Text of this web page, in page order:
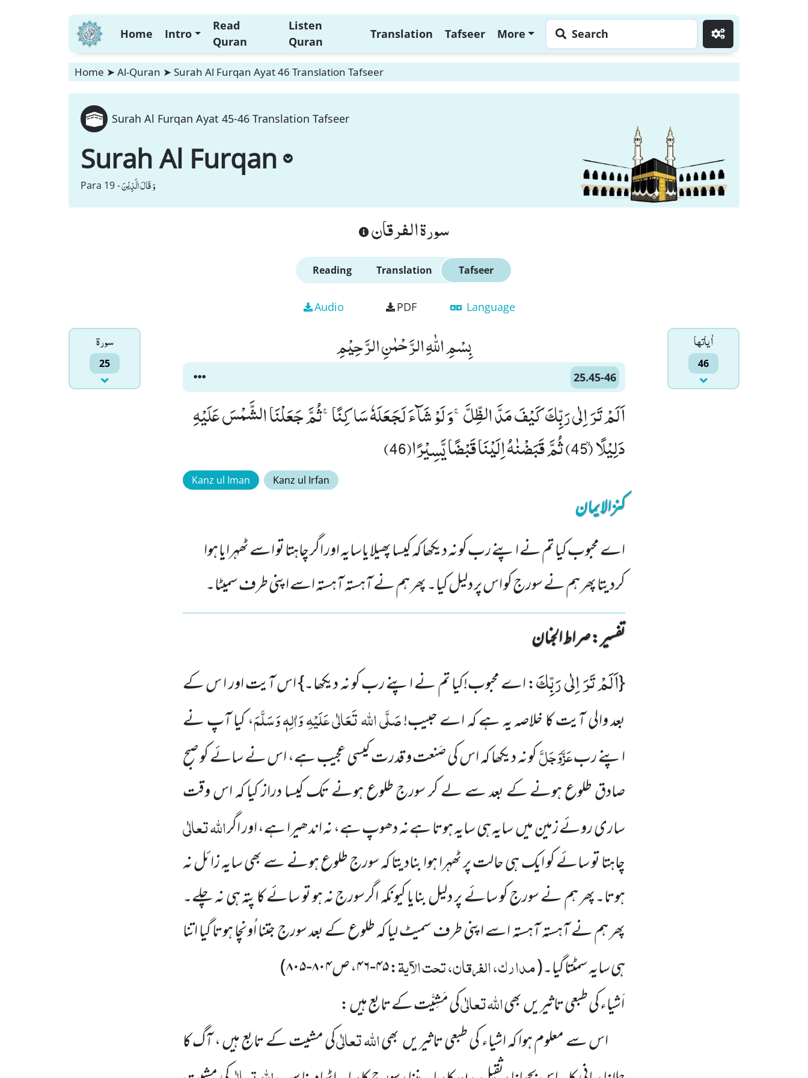
Home Intro
Read
Quran
Listen
Quran
Translation Tafseer More Search
Home ➤ Al-Quran ➤ Surah Al Furqan Ayat 46 Translation Tafseer
Surah Al Furqan Ayat 45-46 Translation Tafseer
Surah Al Furqan
Para 19 -وَ قَالَ الَّذِیْنَ
سورة الفرقان
Reading Translation Tafseer
Audio PDF Language
سورۃ
25
اٰياتها
46
بِسْمِ اللّٰهِ الرَّحْمٰنِ الرَّحِیْمِ
25.45-46
اَلَمْ تَرَ اِلٰى رَبِّكَ كَیْفَ مَدَّ الظِّلَّۚ-وَ لَوْ شَآءَ لَجَعَلَهٗ سَاكِنًاۚ-ثُمَّ جَعَلْنَا الشَّمْسَ عَلَیْهِ
دَلِیْلًاۙ (45) ثُمَّ قَبَضْنٰهُ اِلَیْنَا قَبْضًا یَّسِیْرًا(46)
Kanz ul Iman Kanz ul Irfan
کنزالایمان
اے محبوب کیا تم نے اپنے رب کو نہ دیکھا کہ کیسا پھیلا یاسایہ اور اگر چاہتا تو اسے ٹھہرایا ہوا
کردیتا پھر ہم نے سورج کو اس پر دلیل کیا۔ پھر ہم نے آہستہ آہستہ اسے اپنی طرف سمیٹا۔
تفسیر : ‎صراط الجنان
{اَلَمْ تَرَ اِلٰى رَبِّكَ: اے محبوب!کیا تم نے اپنے رب کو نہ دیکھا۔} اس آیت اور ا س کے
بعد والی آیت کا خلاصہ یہ ہے کہ اے حبیب!صَلَّی اللہ تَعَالٰی عَلَیْہِ وَاٰلِہٖ وَسَلَّمَ، کیا آپ نے
اپنے ربعَزَّوَجَلَّکو نہ دیکھا کہ اس کی صَنعت و قدرت کیسی عجیب ہے، اس نے سائے کو صبح
صادق طلوع ہونے کے بعد سے لے کر سورج طلوع ہونے تک کیسا دراز کیا کہ اس وقت
ساری روئے زمین میں سایہ ہی سایہ ہوتا ہے نہ دھوپ ہے، نہ اندھیرا ہے، اور اگراللہتعالٰی
چاہتا تو سائے کو ایک ہی حالت پر ٹھہرا ہوا بنادیتا کہ سورج طلوع ہونے سے بھی سایہ زائل نہ
ہوتا۔پھر ہم نے سورج کو سائے پر دلیل بنایا کیونکہ اگرسورج نہ ہو تو سائے کا پتہ ہی نہ چلے۔
پھر ہم نے آہستہ آہستہ اسے اپنی طرف سمیٹ لیا کہ طلوع کے بعد سورج جتنا اُونچا ہوتا گیا اتنا
ہی سایہ سمٹتا گیا۔(مدارک، الفرقان، تحت الآیۃ:۴۵-۴۶ ، ص۸۰۴-۸۰۵
)
اَشیاء کی طبعی تاثیریں بھیاللہتعالٰیکی مَشِیَّت کے تابع ہیں :
اس سے معلوم ہوا کہ اشیاء کی طبعی تاثیریں بھیاللہتعالٰیکی مشیت کے تابع ہیں ، آگ کا